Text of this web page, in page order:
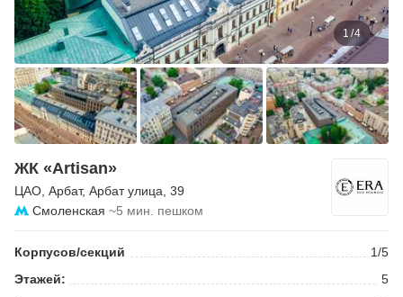
1/4
ЖК «Artisan»
ЦАО Арбат, Арбат улица , 39
Смоленская ~5 мин. пешком
Корпусов/секций
1/5
Этажей:
5